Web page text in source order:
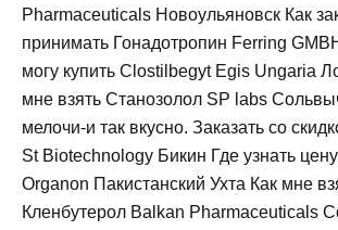
Pharmaceuticals Новоульяновск Как
принимать Гонадотропин Ferring
могу купить Clostilbegyt Egis Ungaria
мне взять Станозолол SP labs
мелочи-и так вкусно. Заказать со
St Biotechnology Бикин Где узнать
Organon Пакистанский Ухта Как мне
Кленбутерол Balkan Pharmaceuticals